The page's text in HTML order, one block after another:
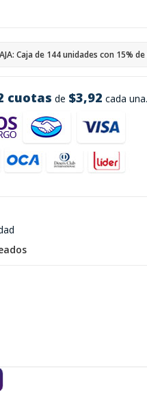
cuotas de $3,92 cada una.
Caja de 144 unidades con 15%